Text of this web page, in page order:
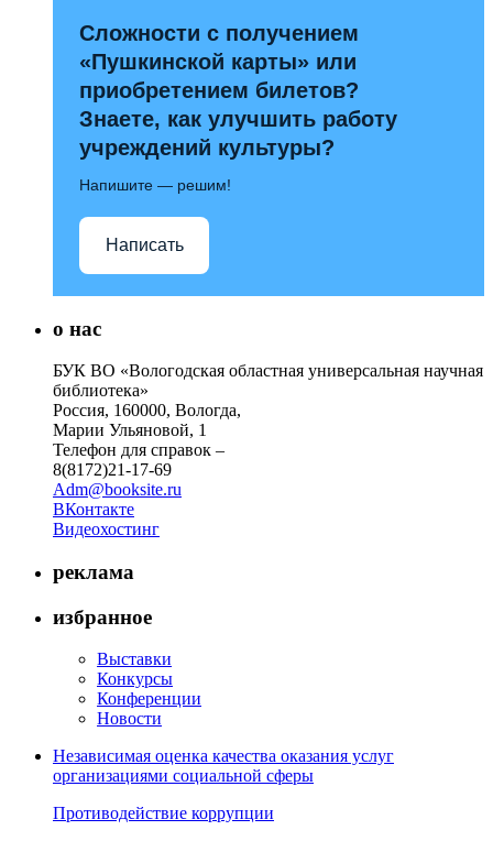
Сложности с получением
«Пушкинской карты» или
приобретением билетов?
Знаете, как улучшить работу
учреждений культуры?
Напишите — решим!
Написать
о нас
БУК ВО «Вологодская областная универсальная научная
библиотека»
Россия, 160000, Вологда,
Марии Ульяновой, 1
Телефон для справок –
8(8172)21-17-69
Adm@booksite.ru
ВКонтакте
Видеохостинг
реклама
избранное
Выставки
Конкурсы
Конференции
Новости
Независимая оценка качества оказания услуг
организациями социальной сферы
Противодействие коррупции